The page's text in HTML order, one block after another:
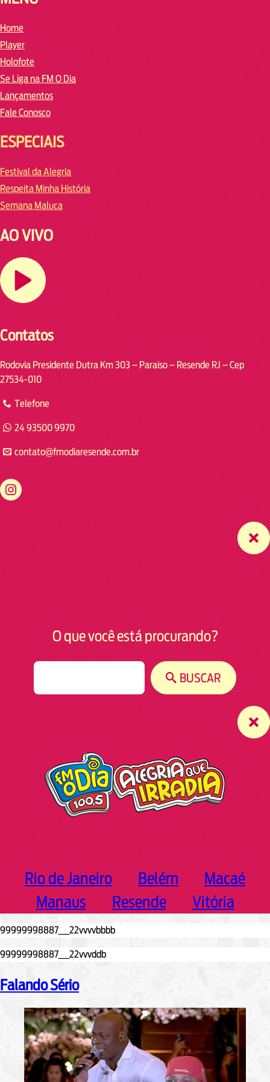
Home
Player
Holofote
Se Liga na FM O Dia
Lançamentos
Fale Conosco
ESPECIAIS
Festival da Alegria
Respeita Minha História
Semana Maluca
AO VIVO
Contatos
Rodovia Presidente Dutra Km 303 – Paraiso – Resende RJ – Cep
27534-010
Telefone
24 93500 9970
contato@fmodiaresende.com.br
https://www.instagram.com/fmodiaresende
O que você está procurando?
BUSCAR
Rio de Janeiro Belém
Macaé
Manaus
Resende Vitória
Falando Sério